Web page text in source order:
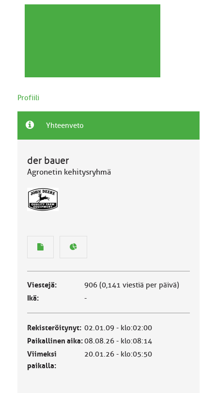
Profiili
Yhteenveto
der bauer
Agronetin kehitysryhmä
Viestejä:
906 (0,141 viestiä per päivä)
Ikä:
-
Rekisteröitynyt: 02.01.09 - klo:02:00
Paikallinen aika:08.08.26 - klo:08:14
Viimeksi
paikalla:
20.01.26 - klo:05:50